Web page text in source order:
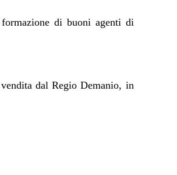
di buoni agenti di
dal Regio Demanio, in